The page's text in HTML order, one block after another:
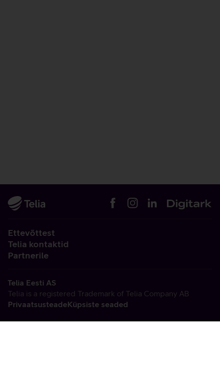
Ettevõttest
Telia kontaktid
Partnerile
Telia Eesti AS
Telia is a registered Trademark of Telia Company AB
PrivaatsusteadeKüpsiste seaded